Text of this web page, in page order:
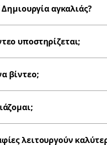
αγκαλιάς?
υποστηρίζεται;
βίντεο;
λειτουργούν